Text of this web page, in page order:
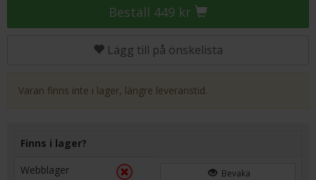
Beställ 449 kr
Lägg till på önskelista
Varan finns inte i lager, längre leveranstid.
Finns i lager?
Webblager
Bevaka